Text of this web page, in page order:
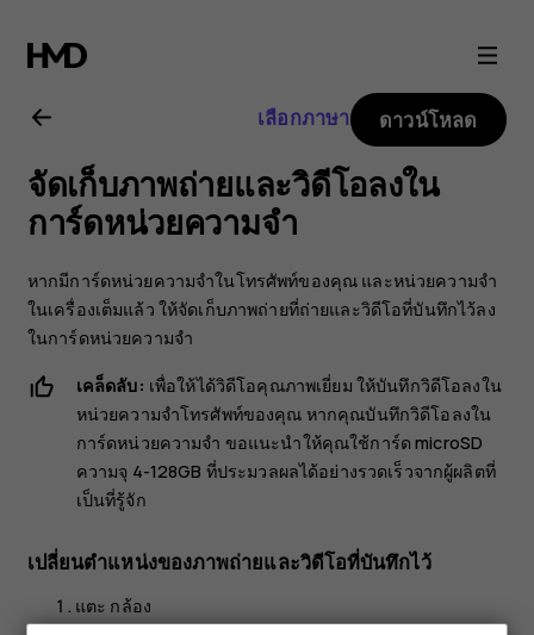
คู่มือ
ผู้
ใช้
Nokia
8.1
เลือกภาษา ดาวน์โหลด
จัดเก็บภาพถ่ายและวิดีโอลงใน
การ์ดหน่วยความจำ
หากมีการ์ดหน่วยความจำในโทรศัพท์ของคุณ และหน่วยความจำ
ในเครื่องเต็มแล้ว ให้จัดเก็บภาพถ่ายที่ถ่ายและวิดีโอที่บันทึกไว้ลง
ในการ์ดหน่วยความจำ
เคล็ดลับ: เพื่อให้ได้วิดีโอคุณภาพเยี่ยม ให้บันทึกวิดีโอลงใน
หน่วยความจำโทรศัพท์ของคุณ หากคุณบันทึกวิดีโอลงใน
การ์ดหน่วยความจำ ขอแนะนำให้คุณใช้การ์ด microSD
ความจุ 4-128GB ที่ประมวลผลได้อย่างรวดเร็วจากผู้ผลิตที่
เป็นที่รู้จัก
เปลี่ยนตำแหน่งของภาพถ่ายและวิดีโอที่บันทึกไว้
แตะ กล้อง